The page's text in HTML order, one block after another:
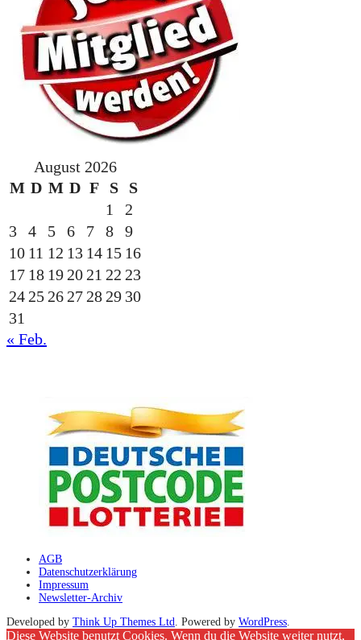
August 2026
M D M D F S
S
1
2
3
4 5 6 7 8
9
10 11 12 13 14 15 16
17 18 19 20 21 22 23
24 25 26 27 28 29 30
31
« Feb.
AGB
Datenschutzerklärung
Impressum
Newsletter-Archiv
Developed by Think Up Themes Ltd . Powered by WordPress
Diese Website benutzt Cookies. Wenn du die Website weiter nutzt,